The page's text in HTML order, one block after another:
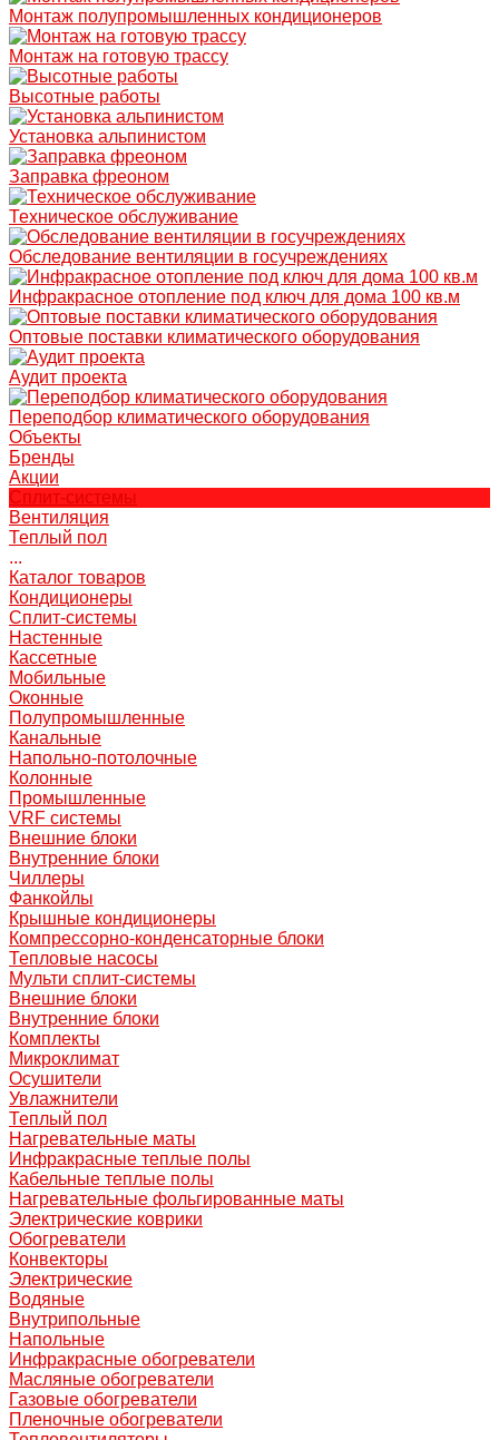
Монтаж полупромышленных кондиционеров
Монтаж на готовую трассу
Высотные работы
Установка альпинистом
Заправка фреоном
Техническое обслуживание
Обследование вентиляции в госучреждениях
Инфракрасное отопление под ключ для дома 100 кв.м
Оптовые поставки климатического оборудования
Аудит проекта
Переподбор климатического оборудования
Объекты
Бренды
Акции
Сплит-системы
Вентиляция
Теплый пол
...
Каталог товаров
Кондиционеры
Сплит-системы
Настенные
Кассетные
Мобильные
Оконные
Полупромышленные
Канальные
Напольно-потолочные
Колонные
Промышленные
VRF системы
Внешние блоки
Внутренние блоки
Чиллеры
Фанкойлы
Крышные кондиционеры
Компрессорно-конденсаторные блоки
Тепловые насосы
Мульти сплит-системы
Внешние блоки
Внутренние блоки
Комплекты
Микроклимат
Осушители
Увлажнители
Теплый пол
Нагревательные маты
Инфракрасные теплые полы
Кабельные теплые полы
Нагревательные фольгированные маты
Электрические коврики
Обогреватели
Конвекторы
Электрические
Водяные
Внутрипольные
Напольные
Инфракрасные обогреватели
Масляные обогреватели
Газовые обогреватели
Пленочные обогреватели